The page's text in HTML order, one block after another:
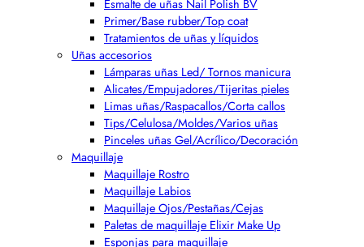
Esmalte de uñas Nail Polish BV
Primer/Base rubber/Top coat
Tratamientos de uñas y líquidos
Uñas accesorios
Lámparas uñas Led/ Tornos manicura
Alicates/Empujadores/Tijeritas pieles
Limas uñas/Raspacallos/Corta callos
Tips/Celulosa/Moldes/Varios uñas
Pinceles uñas Gel/Acrílico/Decoración
Maquillaje
Maquillaje Rostro
Maquillaje Labios
Maquillaje Ojos/Pestañas/Cejas
Paletas de maquillaje Elixir Make Up
Esponjas para maquillaje